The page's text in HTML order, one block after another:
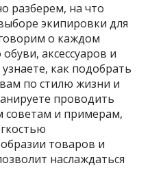
разберем, на что
экипировки для
о каждом
аксессуаров и
как подобрать
по стилю жизни и
проводить
советам и примерам,
товаров и
наслаждаться